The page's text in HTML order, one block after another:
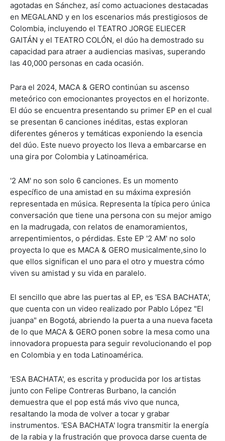
agotadas en Sánchez, así como actuaciones destacadas
en MEGALAND y en los escenarios más prestigiosos de
Colombia, incluyendo el TEATRO JORGE ELIECER
GAITÁN y el TEATRO COLÓN, el dúo ha demostrado su
capacidad para atraer a audiencias masivas, superando
las 40,000 personas en cada ocasión.
Para el 2024, MACA & GERO continúan su ascenso
meteórico con emocionantes proyectos en el horizonte.
El dúo se encuentra presentando su primer EP en el cual
se presentan 6 canciones inéditas, estas exploran
diferentes géneros y temáticas exponiendo la esencia
del dúo. Este nuevo proyecto los lleva a embarcarse en
una gira por Colombia y Latinoamérica.
'2 AM' no son solo 6 canciones. Es un momento
específico de una amistad en su máxima expresión
representada en música. Representa la típica pero única
conversación que tiene una persona con su mejor amigo
en la madrugada, con relatos de enamoramientos,
arrepentimientos, o pérdidas. Este EP '2 AM' no solo
proyecta lo que es MACA & GERO musicalmente,sino lo
que ellos significan el uno para el otro y muestra cómo
viven su amistad y su vida en paralelo.
El sencillo que abre las puertas al EP, es 'ESA BACHATA',
que cuenta con un video realizado por Pablo López "El
juanpa" en Bogotá, abriendo la puerta a una nueva faceta
de lo que MACA & GERO ponen sobre la mesa como una
innovadora propuesta para seguir revolucionando el pop
en Colombia y en toda Latinoamérica.
'ESA BACHATA', es escrita y producida por los artistas
junto con Felipe Contreras Burbano, la canción
demuestra que el pop está más vivo que nunca,
resaltando la moda de volver a tocar y grabar
instrumentos. 'ESA BACHATA' logra transmitir la energía
de la rabia y la frustración que provoca darse cuenta de